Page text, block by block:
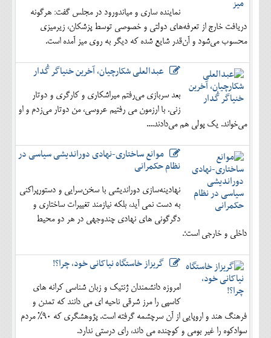
نماینده ساری و میاندورود در مجلس گفت: هرگونه
دریافت خارج از تعرفه‌های دولتی و خصوصی توسط پزشکان، زیرمیزی
محسوب می‌شود و آن‌قدر شایع شده که دیگر به روی میز آمده است.
عبدالعلی شکارچیان، آخرین خنیاگر گُدار
بعد سربازی می‌رفتم میراشکاری و کارگری و دوتار
زنی. با ارزمون می رفتیم عروسی، من دوتار می‌زدم و او
می‌خواند. یک پولی هم می‌دادند....
موانع ساختاری-نهادی دوراندیشی سیاسی در
نظام حکمرانی
نهادینه‌سازی دوراندیشی با سخن‌سرایی و دستورپراکنی
به دست نمی آید، بلکه نیازمند تغییرات ساختاری و
دگرگونی های نهادی چندوجهی در هر دو محیط
داخلی و خارجی است؛.
گریزاز خاستگاه نیاکانی خود، چرا؟!
امروزه دانشمندان ژنتیک و زبان شناسی کرانه های
کاسپی را مرز شرقی ناحیه ای می دانند که تمدن و
فرهنگ هند و اروپایی از آن سرچشمه گرفته است. پژوهشگری که 90% مردم
سوادکوه را غیر بومی و کوچنده می داند، رای درستی ندارد.